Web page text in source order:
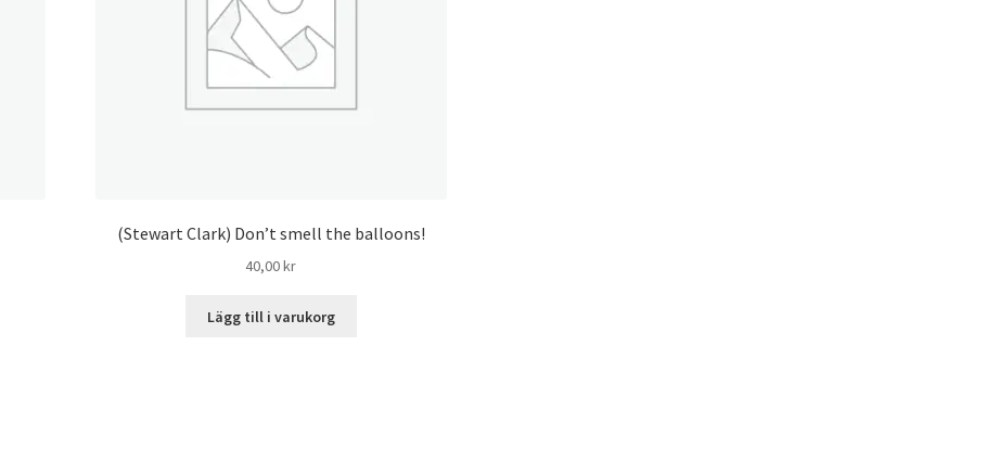
(Stewart Clark) Don’t smell the balloons!
40,00kr
Lägg till i varukorg